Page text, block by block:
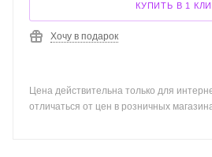
КУПИТЬ В 1
Хочу в подарок
Цена действительна только для
отличаться от цен в розничных